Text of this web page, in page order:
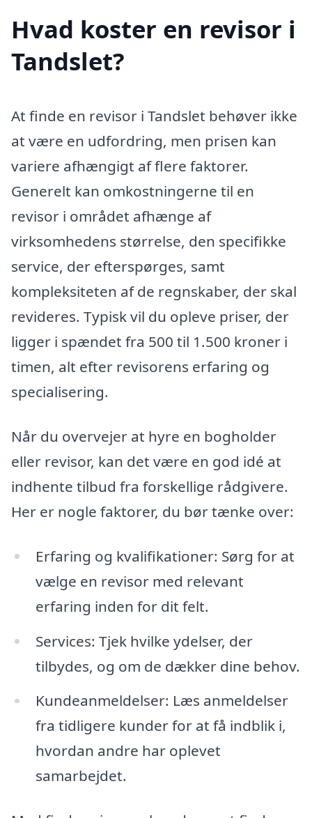
Hvad koster en revisor i
Tandslet?
At finde en revisor i Tandslet behøver ikke
at være en udfordring, men prisen kan
variere afhængigt af flere faktorer.
Generelt kan omkostningerne til en
revisor i området afhænge af
virksomhedens størrelse, den specifikke
service, der efterspørges, samt
kompleksiteten af de regnskaber, der skal
revideres. Typisk vil du opleve priser, der
ligger i spændet fra 500 til 1.500 kroner i
timen, alt efter revisorens erfaring og
specialisering.
Når du overvejer at hyre en bogholder
eller revisor, kan det være en god idé at
indhente tilbud fra forskellige rådgivere.
Her er nogle faktorer, du bør tænke over:
Erfaring og kvalifikationer: Sørg for at
vælge en revisor med relevant
erfaring inden for dit felt.
Services: Tjek hvilke ydelser, der
tilbydes, og om de dækker dine behov.
Kundeanmeldelser: Læs anmeldelser
fra tidligere kunder for at få indblik i,
hvordan andre har oplevet
samarbejdet.